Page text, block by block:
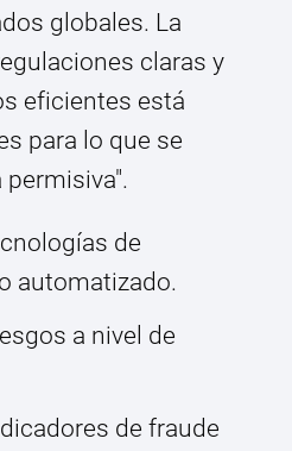
globales. La
claras y
eficientes está
para lo que se
permisiva".
de
automatizado.
a nivel de
de fraude